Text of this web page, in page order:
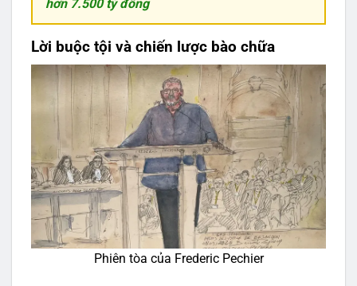
hơn 7.500 tỷ đồng
Lời buộc tội và chiến lược bào chữa
Phiên tòa của Frederic Pechier